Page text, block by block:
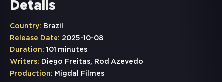
Details
Country: Brazil
Release Date: 2025-10-08
Duration: 101 minutes
Writers: Diego Freitas, Rod Azevedo
Production: Migdal Filmes